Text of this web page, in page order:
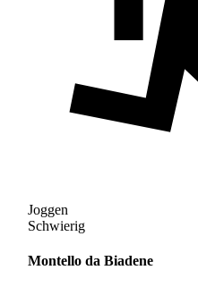
Joggen
Schwierig
Montello da Biadene